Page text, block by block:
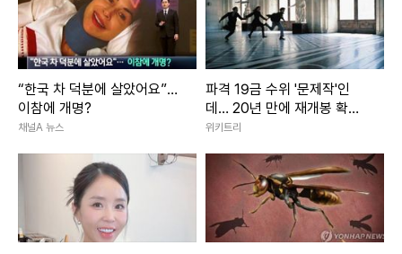
“한국 차 덕분에 살았어요”…
이참에 개명?
채널A 뉴스
파격 19금 수위 '문제작'인
데… 20년 만에 재개봉 확정
된 영화
위키트리